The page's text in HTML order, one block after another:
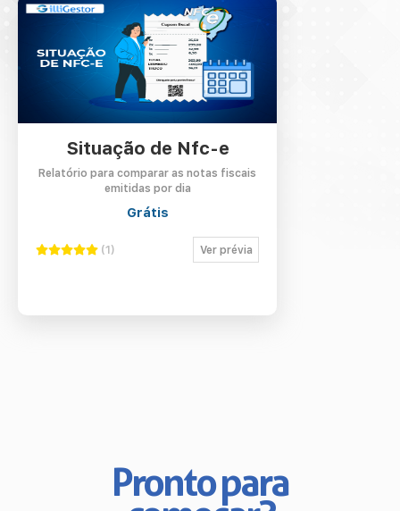
Illi
Contato
Minha conta
Situação de Nfc-e
Relatório para comparar as notas fiscais
emitidas por dia
Grátis
(1) Ver prévia
Pronto para